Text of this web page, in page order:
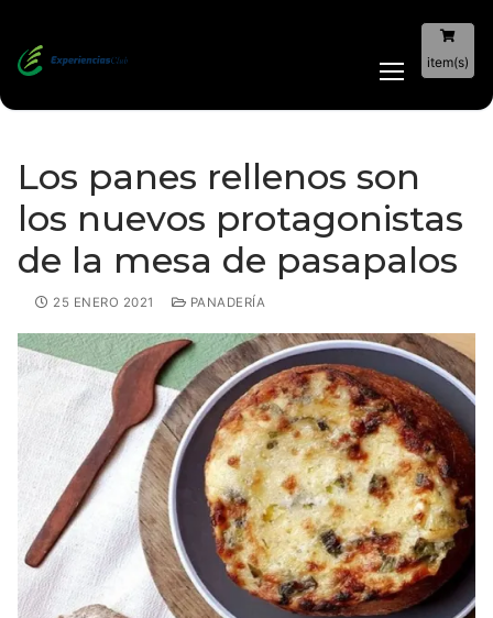
item(s)
Los panes rellenos son
los nuevos protagonistas
de la mesa de pasapalos
25 ENERO 2021 PANADERÍA